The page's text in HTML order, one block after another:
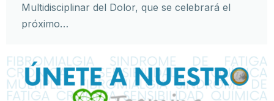
Multidisciplinar del Dolor, que se celebrará el
próximo…